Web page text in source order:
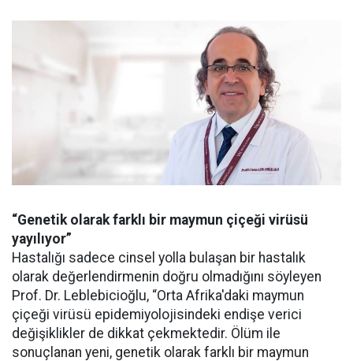
“Genetik olarak farklı bir maymun çiçeği virüsü
yayılıyor”
Hastalığı sadece cinsel yolla bulaşan bir hastalık
olarak değerlendirmenin doğru olmadığını söyleyen
Prof. Dr. Leblebicioğlu, “Orta Afrika'daki maymun
çiçeği virüsü epidemiyolojisindeki endişe verici
değişiklikler de dikkat çekmektedir. Ölüm ile
sonuçlanan yeni, genetik olarak farklı bir maymun